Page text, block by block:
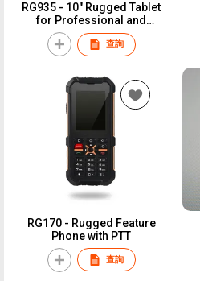
RG935 - 10" Rugged Tablet
for Professional and
Industrial
Communications
查詢
RG170 - Rugged Feature
Phone with PTT
查詢